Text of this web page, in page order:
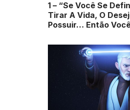
1 – “Se Você Se
Tirar A Vida, O
Possuir… Então